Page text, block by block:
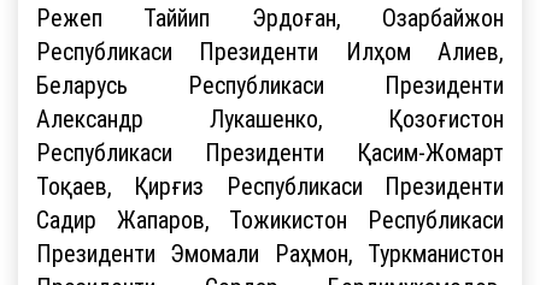
Режеп Таййип Эрдоған, Озарбайжон
Республикаси Президенти Илҳом Алиев,
Беларусь Республикаси Президенти
Александр Лукашенко, Қозоғистон
Республикаси Президенти Қасим-Жомарт
Тоқаев, Қирғиз Республикаси Президенти
Садир Жапаров, Тожикистон Республикаси
Президенти Эмомали Раҳмон, Туркманистон